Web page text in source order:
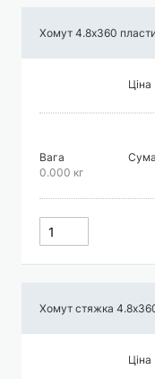
Хомут 4.8х360
Ціна
Вага
0.000 кг
Хомут стяжка
Ціна